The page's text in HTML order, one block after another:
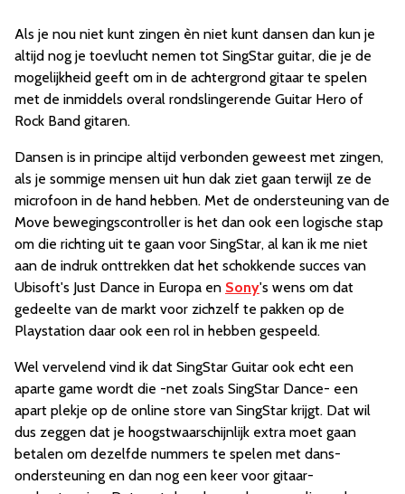
Als je nou niet kunt zingen èn niet kunt dansen dan kun je
altijd nog je toevlucht nemen tot SingStar guitar, die je de
mogelijkheid geeft om in de achtergrond gitaar te spelen
met de inmiddels overal rondslingerende Guitar Hero of
Rock Band gitaren.
Dansen is in principe altijd verbonden geweest met zingen,
als je sommige mensen uit hun dak ziet gaan terwijl ze de
microfoon in de hand hebben. Met de ondersteuning van de
Move bewegingscontroller is het dan ook een logische stap
om die richting uit te gaan voor SingStar, al kan ik me niet
aan de indruk onttrekken dat het schokkende succes van
Ubisoft's Just Dance in Europa en Sony's wens om dat
gedeelte van de markt voor zichzelf te pakken op de
Playstation daar ook een rol in hebben gespeeld.
Wel vervelend vind ik dat SingStar Guitar ook echt een
aparte game wordt die -net zoals SingStar Dance- een
apart plekje op de online store van SingStar krijgt. Dat wil
dus zeggen dat je hoogstwaarschijnlijk extra moet gaan
betalen om dezelfde nummers te spelen met dans-
ondersteuning en dan nog een keer voor gitaar-